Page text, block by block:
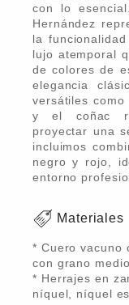
con lo
Hernández
la
lujo atemporal
de colores de
elegancia
versátiles
y el coñac
proyectar una
incluimos
negro y rojo,
entorno
Materiales
* Cuero vacuno
con grano
* Herrajes en
níquel, níquel